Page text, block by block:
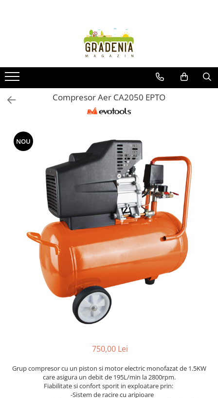
Tractorașe de cosit iarba
Masini de tuns iarba
Atomizoare
Hidrofoare
Trimmere
Freze de zapada
Fierastrau gard viu
Fierastraie telescopice
Dispozitiv de ascutit lant
Masini electrice de tuns oi
Motoburghiu
Fierăstrău de mână
Aspirator pentru frunze
Tocator resturi vegetale
Tăvălugi pentru gazon
Role de irigat
Compresor Aer CA2050 EPTO
NOU
750,00 Lei
Grup compresor cu un piston si motor electric monofazat de 1.5KW
care asigura un debit de 195L/min la 2800rpm.
Fiabilitate si confort sporit in exploatare prin:
-Sistem de racire cu aripioare